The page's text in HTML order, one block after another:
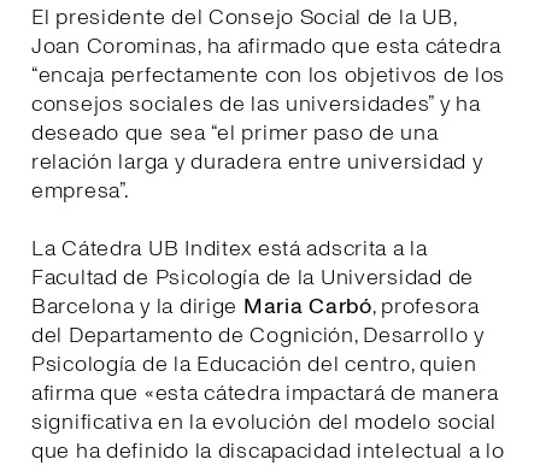
El presidente del Consejo Social de la UB,
Joan Corominas, ha afirmado que esta cátedra
“encaja perfectamente con los objetivos de los
consejos sociales de las universidades” y ha
deseado que sea “el primer paso de una
relación larga y duradera entre universidad y
empresa”.
La Cátedra UB Inditex está adscrita a la
Facultad de Psicología de la Universidad de
Barcelona y la dirige Maria Carbó, profesora
del Departamento de Cognición, Desarrollo y
Psicología de la Educación del centro, quien
afirma que «esta cátedra impactará de manera
significativa en la evolución del modelo social
que ha definido la discapacidad intelectual a lo